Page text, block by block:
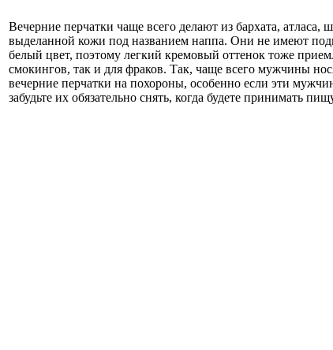
Вечерние перчатки чаще всего делают из бархата,
выделанной кожи под названием наппа. Они не имеют
белый цвет, поэтому легкий кремовый оттенок тоже
смокингов, так и для фраков. Так, чаще всего мужчины
вечерние перчатки на похороны, особенно если эти
забудьте их обязательно снять, когда будете принимать